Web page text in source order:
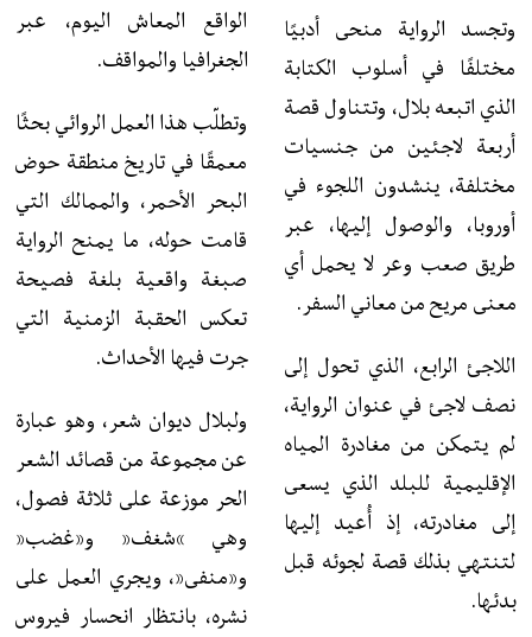
وتجسد الرواية منحى أدبيًا
مختلفًا في أسلوب الكتابة
الذي اتبعه بلال، وتتناول قصة
أربعة لاجئين من جنسيات
مختلفة، ينشدون اللجوء في
أوروبا، والوصول إليها، عبر
طريق صعب وعر لا يحمل أي
معنى مريح من معاني السفر.
اللاجئ الرابع، الذي تحول إلى
نصف لاجئ في عنوان الرواية،
لم يتمكن من مغادرة المياه
الإقليمية للبلد الذي يسعى
إلى مغادرته، إذ أُعيد إليها
لتنتهي بذلك قصة لجوئه قبل
بدئها.
الواقع المعاش اليوم، عبر
الجغرافيا والمواقف.
وتطلّب هذا العمل الروائي بحثًا
معمقًا في تاريخ منطقة حوض
البحر الأحمر، والممالك التي
قامت حوله، ما يمنح الرواية
صبغة واقعية بلغة فصيحة
تعكس الحقبة الزمنية التي
جرت فيها الأحداث.
ولبلال ديوان شعر، وهو عبارة
عن مجموعة من قصائد الشعر
الحر موزعة على ثلاثة فصول،
وهي “شغف” و”غضب”
و”منفى”، ويجري العمل على
نشره، بانتظار انحسار فيروس